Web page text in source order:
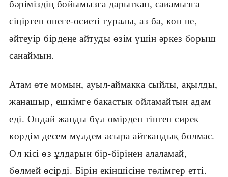
бәріміздің бойымызға дарыткан, саиамызға
сіңірген өнеге-өсиеті туралы, аз ба, көп пе,
әйтеуір бірдеңе айтуды өзім үшін әркез борыш
санаймын.
Атам өте момын, ауыл-аймакка сыйлы, ақылды,
жанашыр, ешкімге бакастык ойламайтын адам
еді. Ондай жанды бүл өмірден тіптен сирек
көрдім десем мүлдем асыра айткандық болмас.
Ол кісі өз ұлдарын бір-бірінен алаламай,
бөлмей өсірді. Бірін екіншісіне төлімгер етті.